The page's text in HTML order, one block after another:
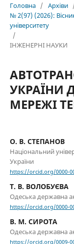
Головна / Архіви
№ 2(97) (2026):
університету
/
ІНЖЕНЕРНІ НАУКИ
УКРАЇНИ
МЕРЕЖІ
О. В. СТЕПАНОВ
Національний
України
https://orcid.org/0000-
Т. В. ВОЛОБУЄВА
Одеська державна
https://orcid.org/0000-
В. М. CИРОТА
Одеська державна
https://orcid.org/0009-